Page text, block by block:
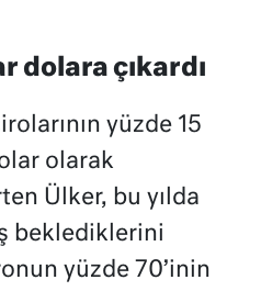
dolara çıkardı
yüzde 15
olarak
Ülker, bu yılda
beklediklerini
yüzde 70’inin